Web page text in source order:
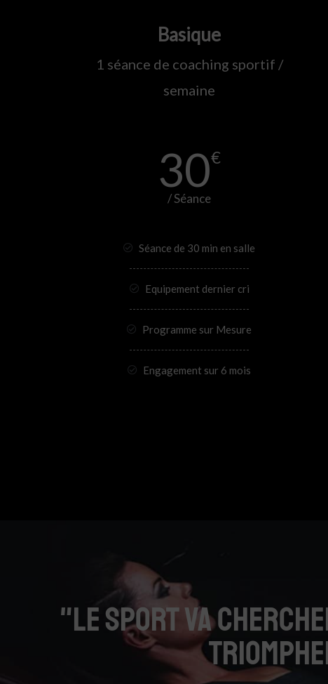
Basique
1 séance de coaching sportif /
semaine
30€
/ Séance
Séance de 30 min en salle
Equipement dernier cri
Programme sur Mesure
Engagement sur 6 mois
"Le sport va